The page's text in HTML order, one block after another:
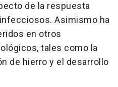
de la respuesta
Asimismo ha
en otros
tales como la
de hierro​ y el desarrollo